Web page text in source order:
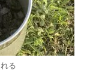
る